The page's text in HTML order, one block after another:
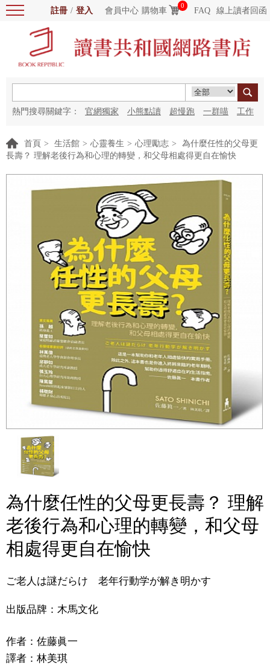
註冊 / 登入 會員中心 購物車
0
FAQ 線上讀者回函
熱門搜尋關鍵字： 官網獨家 小熊點讀 超慢跑 一群喵 工作
首頁 > 生活館 > 心靈養生 > 心理勵志 >
為什麼任性的父母更
長壽？ 理解老後行為和心理的轉變，和父母相處得更自在愉快
為什麼任性的父母更長壽？ 理解
老後行為和心理的轉變，和父母
相處得更自在愉快
ご老人は謎だらけ 老年行動学が解き明かす
出版品牌：木馬文化
作者： 佐藤眞一
譯者： 林美琪